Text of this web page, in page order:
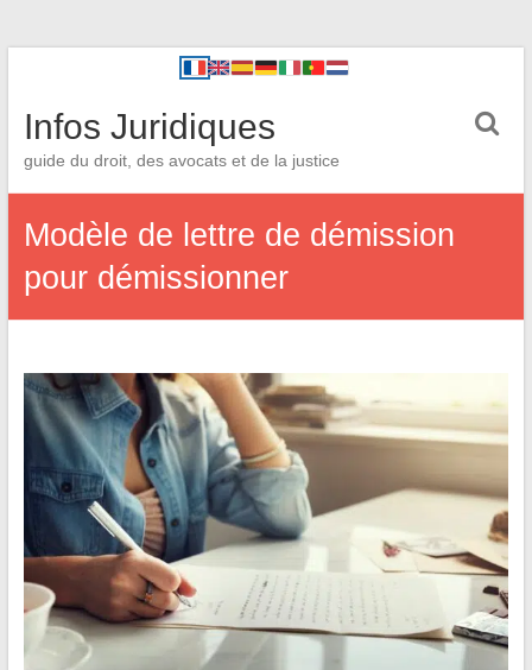
Infos Juridiques
guide du droit, des avocats et de la justice
Modèle de lettre de démission
pour démissionner